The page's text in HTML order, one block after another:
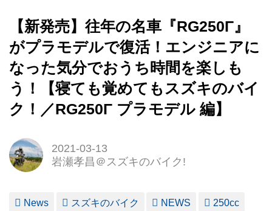
【新発売】往年の名車『RG250Γ』
がプラモデルで復活！エンジニアに
なった気分でおうち時間を楽しも
う！【寝ても覚めてもスズキのバイ
ク！／RG250Γ プラモデル 編】
2021-03-13
岩瀬孝昌＠スズキのバイク!
News スズキのバイク NEWS 250cc